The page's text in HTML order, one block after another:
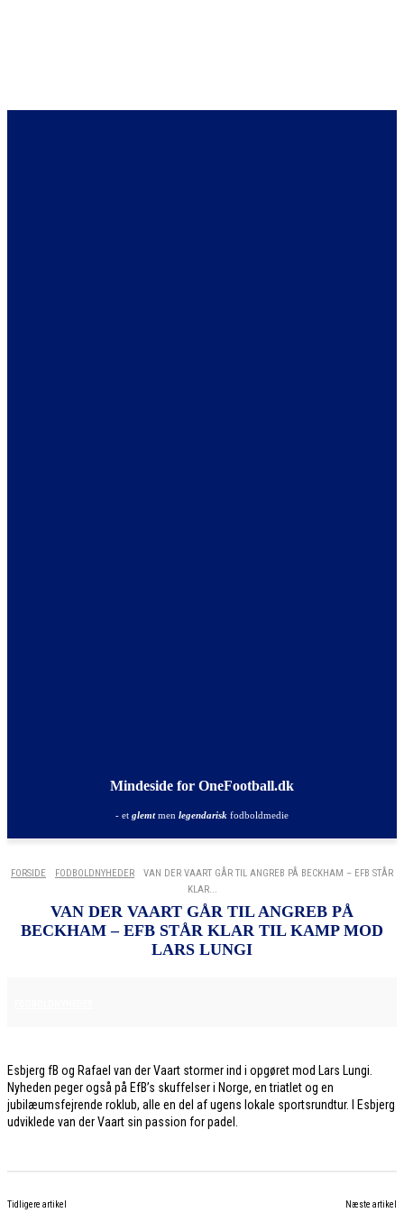
Mindeside for OneFootball.dk
- et glemtmen legendarisk fodboldmedie
FORSIDE FODBOLDNYHEDER
VAN DER VAART GÅR TIL ANGREB PÅ BECKHAM – EFB STÅR
KLAR...
VAN DER VAART GÅR TIL ANGREB PÅ
BECKHAM – EFB STÅR KLAR TIL KAMP MOD
LARS LUNGI
Esbjerg fB og Rafael van der Vaart stormer ind i opgøret mod Lars Lungi.
Nyheden peger også på EfB’s skuffelser i Norge, en triatlet og en
jubilæumsfejrende roklub, alle en del af ugens lokale sportsrundtur. I Esbjerg
udviklede van der Vaart sin passion for padel.
Tidligere artikel Næste artikel